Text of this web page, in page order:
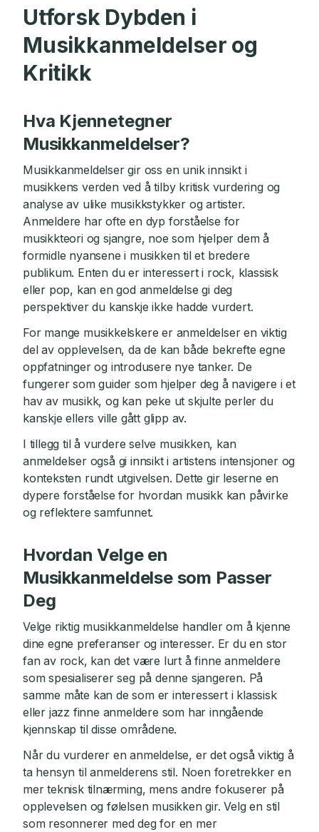
Utforsk Dybden i
Musikkanmeldelser og
Kritikk
Hva Kjennetegner
Musikkanmeldelser?
Musikkanmeldelser gir oss en unik innsikt i
musikkens verden ved å tilby kritisk vurdering og
analyse av ulike musikkstykker og artister.
Anmeldere har ofte en dyp forståelse for
musikkteori og sjangre, noe som hjelper dem å
formidle nyansene i musikken til et bredere
publikum. Enten du er interessert i rock, klassisk
eller pop, kan en god anmeldelse gi deg
perspektiver du kanskje ikke hadde vurdert.
For mange musikkelskere er anmeldelser en viktig
del av opplevelsen, da de kan både bekrefte egne
oppfatninger og introdusere nye tanker. De
fungerer som guider som hjelper deg å navigere i et
hav av musikk, og kan peke ut skjulte perler du
kanskje ellers ville gått glipp av.
I tillegg til å vurdere selve musikken, kan
anmeldelser også gi innsikt i artistens intensjoner og
konteksten rundt utgivelsen. Dette gir leserne en
dypere forståelse for hvordan musikk kan påvirke
og reflektere samfunnet.
Hvordan Velge en
Musikkanmeldelse som Passer
Deg
Velge riktig musikkanmeldelse handler om å kjenne
dine egne preferanser og interesser. Er du en stor
fan av rock, kan det være lurt å finne anmeldere
som spesialiserer seg på denne sjangeren. På
samme måte kan de som er interessert i klassisk
eller jazz finne anmeldere som har inngående
kjennskap til disse områdene.
Når du vurderer en anmeldelse, er det også viktig å
ta hensyn til anmelderens stil. Noen foretrekker en
mer teknisk tilnærming, mens andre fokuserer på
opplevelsen og følelsen musikken gir. Velg en stil
som resonnerer med deg for en mer